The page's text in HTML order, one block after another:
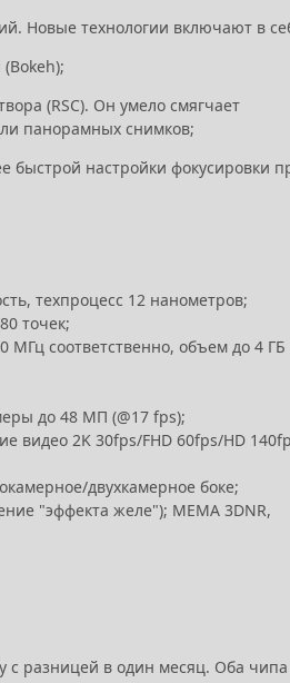
Новые технологии включают в
(RSC). Он умело смягчает
панорамных снимков;
быстрой настройки фокусировки
техпроцесс 12 нанометров;
точек;
МГц соответственно, объем до 4
до 48 МП (@17 fps);
видео 2K 30fps/FHD 60fps/HD
двухкамерное боке;
"эффекта желе"); МЕМА 3DNR,
с разницей в один месяц. Оба чипа